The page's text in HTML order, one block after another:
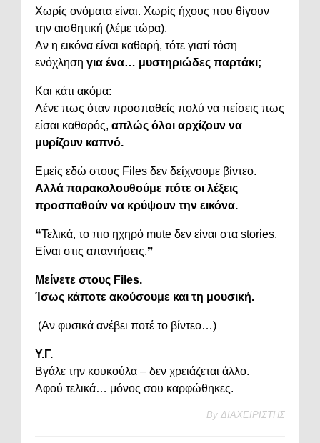
Χωρίς ονόματα είναι. Χωρίς ήχους που θίγουν
την αισθητική (λέμε τώρα).
Αν η εικόνα είναι καθαρή, τότε γιατί τόση
ενόχληση για ένα… μυστηριώδες παρτάκι;
Και κάτι ακόμα:
Λένε πως όταν προσπαθείς πολύ να πείσεις πως
είσαι καθαρός, απλώς όλοι αρχίζουν να
μυρίζουν καπνό.
Εμείς εδώ στους Files δεν δείχνουμε βίντεο.
Αλλά παρακολουθούμε πότε οι λέξεις
προσπαθούν να κρύψουν την εικόνα.
❝Τελικά, το πιο ηχηρό mute δεν είναι στα stories.
Είναι στις απαντήσεις.❞
Μείνετε στους Files.
Ίσως κάποτε ακούσουμε και τη μουσική.
(Αν φυσικά ανέβει ποτέ το βίντεο…)
Υ.Γ.
Βγάλε την κουκούλα – δεν χρειάζεται άλλο.
Αφού τελικά… μόνος σου καρφώθηκες.
By ΔΙΑΧΕΙΡΙΣΤΗΣ